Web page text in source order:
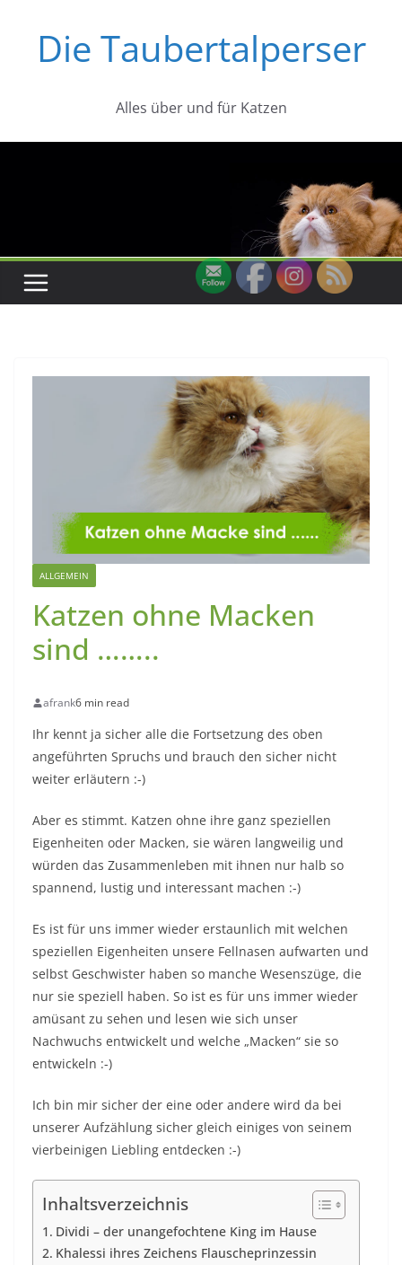
springenDie Taubertalperser
Alles über und für Katzen
ALLGEMEIN
Katzen ohne Macken
sind ……..
afrank6 min read
Ihr kennt ja sicher alle die Fortsetzung des oben
angeführten Spruchs und brauch den sicher nicht
weiter erläutern :-)
Aber es stimmt. Katzen ohne ihre ganz speziellen
Eigenheiten oder Macken, sie wären langweilig und
würden das Zusammenleben mit ihnen nur halb so
spannend, lustig und interessant machen :-)
Es ist für uns immer wieder erstaunlich mit welchen
speziellen Eigenheiten unsere Fellnasen aufwarten und
selbst Geschwister haben so manche Wesenszüge, die
nur sie speziell haben. So ist es für uns immer wieder
amüsant zu sehen und lesen wie sich unser
Nachwuchs entwickelt und welche „Macken“ sie so
entwickeln :-)
Ich bin mir sicher der eine oder andere wird da bei
unserer Aufzählung sicher gleich einiges von seinem
vierbeinigen Liebling entdecken :-)
Inhaltsverzeichnis
Dividi – der unangefochtene King im Hause
Khalessi ihres Zeichens Flauscheprinzessin